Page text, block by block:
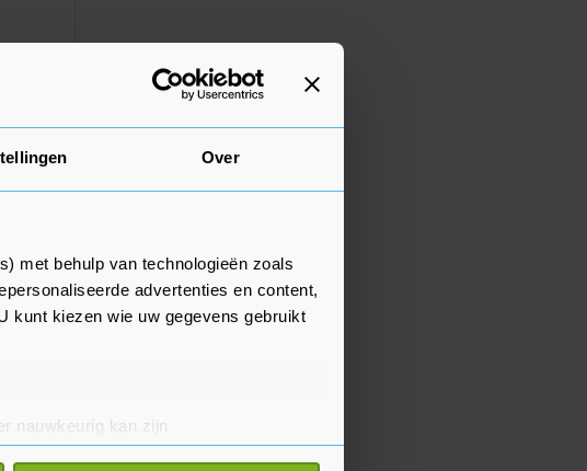
Over
met behulp van technologieën zoals
advertenties en content,
kunt kiezen wie uw gegevens gebruikt
nauwkeurig kan zijn
(fingerprinting)
misbruik